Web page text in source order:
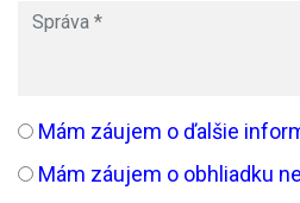
Mám záujem o ďalšie
Mám záujem o obhliadku